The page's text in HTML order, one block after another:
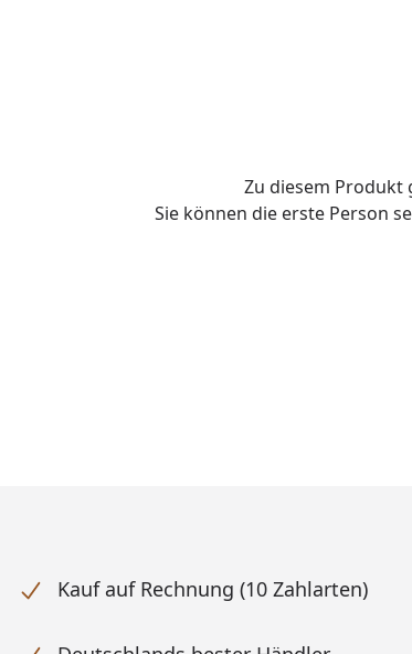
Zu diesem Produkt
Sie können die erste Person
Kauf auf Rechnung (10 Zahlarten)